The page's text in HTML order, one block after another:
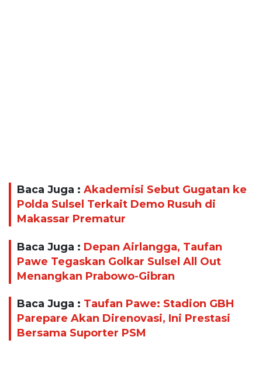
Baca Juga : Akademisi Sebut Gugatan ke
Polda Sulsel Terkait Demo Rusuh di
Makassar Prematur
Baca Juga : Depan Airlangga, Taufan
Pawe Tegaskan Golkar Sulsel All Out
Menangkan Prabowo-Gibran
Baca Juga : Taufan Pawe: Stadion GBH
Parepare Akan Direnovasi, Ini Prestasi
Bersama Suporter PSM